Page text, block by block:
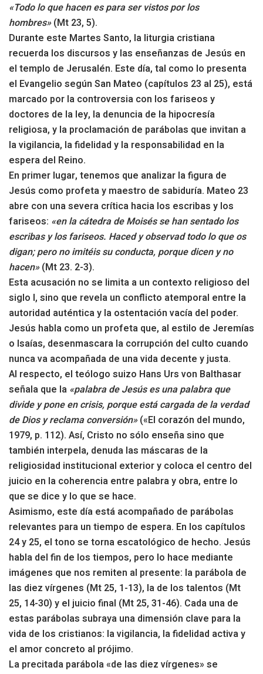
«Todo lo que hacen es para ser vistos por los
hombres»(Mt 23, 5).
Durante este Martes Santo, la liturgia cristiana
recuerda los discursos y las enseñanzas de Jesús en
el templo de Jerusalén. Este día, tal como lo presenta
el Evangelio según San Mateo (capítulos 23 al 25), está
marcado por la controversia con los fariseos y
doctores de la ley, la denuncia de la hipocresía
religiosa, y la proclamación de parábolas que invitan a
la vigilancia, la fidelidad y la responsabilidad en la
espera del Reino.
En primer lugar, tenemos que analizar la figura de
Jesús como profeta y maestro de sabiduría. Mateo 23
abre con una severa crítica hacia los escribas y los
fariseos: «en la cátedra de Moisés se han sentado los
escribas y los fariseos. Haced y observad todo lo que os
digan; pero no imitéis su conducta, porque dicen y no
hacen»(Mt 23. 2-3).
Esta acusación no se limita a un contexto religioso del
siglo I, sino que revela un conflicto atemporal entre la
autoridad auténtica y la ostentación vacía del poder.
Jesús habla como un profeta que, al estilo de Jeremías
o Isaías, desenmascara la corrupción del culto cuando
nunca va acompañada de una vida decente y justa.
Al respecto, el teólogo suizo Hans Urs von Balthasar
señala que la «palabra de Jesús es una palabra que
divide y pone en crisis, porque está cargada de la verdad
de Dios y reclama conversión»(«El corazón del mundo,
1979, p. 112). Así, Cristo no sólo enseña sino que
también interpela, denuda las máscaras de la
religiosidad institucional exterior y coloca el centro del
juicio en la coherencia entre palabra y obra, entre lo
que se dice y lo que se hace.
Asimismo, este día está acompañado de parábolas
relevantes para un tiempo de espera. En los capítulos
24 y 25, el tono se torna escatológico de hecho. Jesús
habla del fin de los tiempos, pero lo hace mediante
imágenes que nos remiten al presente: la parábola de
las diez vírgenes (Mt 25, 1-13), la de los talentos (Mt
25, 14-30) y el juicio final (Mt 25, 31-46). Cada una de
estas parábolas subraya una dimensión clave para la
vida de los cristianos: la vigilancia, la fidelidad activa y
el amor concreto al prójimo.
La precitada parábola «de las diez vírgenes» se